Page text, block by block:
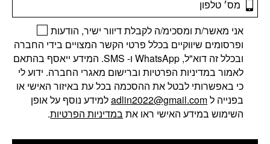
אני מאשר/ת ומסכימ/ה לקבלת דיוור ישיר, הודעות
ופרסומים שיווקיים בכלל פרטי הקשר המצויים בידי החברה
ובכלל זה דוא"ל, WhatsApp ו- SMS. המידע ייאסף בהתאם
לאמור במדיניות הפרטיות וברישום מאגרי החברה. ידוע לי
כי באפשרותי לבטל את ההסכמה בכל עת באיזור האישי או
בפנייה ל adlin2022@gmail.comלמידע נוסף על אופן
השימוש במידע האישי ראו את במדיניות הפרטיות.